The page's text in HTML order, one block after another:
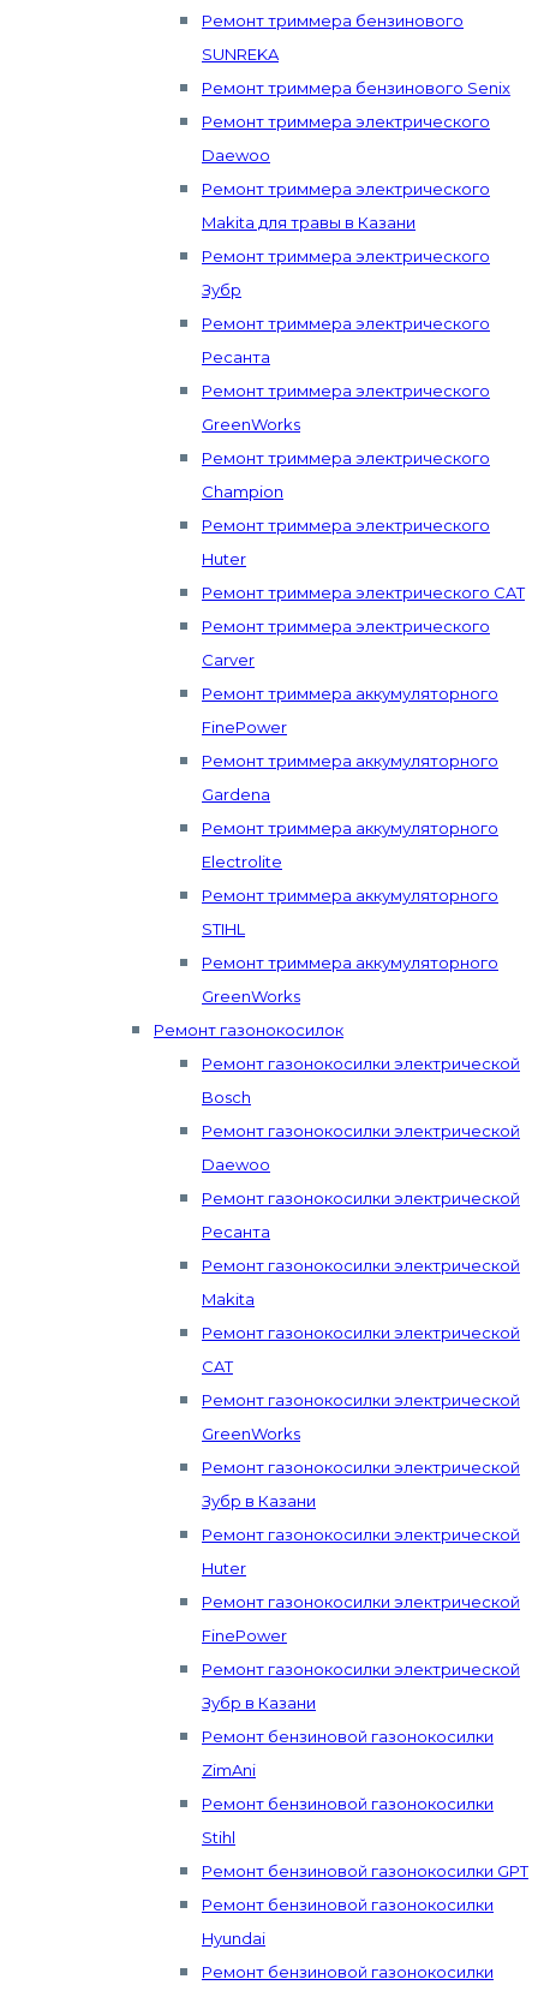
Ремонт триммера бензинового
SUNREKA
Ремонт триммера бензинового Senix
Ремонт триммера электрического
Daewoo
Ремонт триммера электрического
Makita для травы в Казани
Ремонт триммера электрического
Зубр
Ремонт триммера электрического
Ресанта
Ремонт триммера электрического
GreenWorks
Ремонт триммера электрического
Champion
Ремонт триммера электрического
Huter
Ремонт триммера электрического CAT
Ремонт триммера электрического
Carver
Ремонт триммера аккумуляторного
FinePower
Ремонт триммера аккумуляторного
Gardena
Ремонт триммера аккумуляторного
Electrolite
Ремонт триммера аккумуляторного
STIHL
Ремонт триммера аккумуляторного
GreenWorks
Ремонт газонокосилок
Ремонт газонокосилки электрической
Bosch
Ремонт газонокосилки электрической
Daewoo
Ремонт газонокосилки электрической
Ресанта
Ремонт газонокосилки электрической
Makita
Ремонт газонокосилки электрической
CAT
Ремонт газонокосилки электрической
GreenWorks
Ремонт газонокосилки электрической
Зубр в Казани
Ремонт газонокосилки электрической
Huter
Ремонт газонокосилки электрической
FinePower
Ремонт газонокосилки электрической
Зубр в Казани
Ремонт бензиновой газонокосилки
ZimAni
Ремонт бензиновой газонокосилки
Stihl
Ремонт бензиновой газонокосилки GPT
Ремонт бензиновой газонокосилки
Hyundai
Ремонт бензиновой газонокосилки